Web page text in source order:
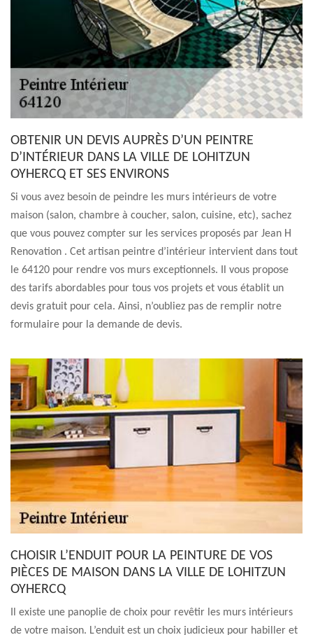
OBTENIR UN DEVIS AUPRÈS D’UN PEINTRE
D’INTÉRIEUR DANS LA VILLE DE LOHITZUN
OYHERCQ ET SES ENVIRONS
Si vous avez besoin de peindre les murs intérieurs de votre
maison (salon, chambre à coucher, salon, cuisine, etc), sachez
que vous pouvez compter sur les services proposés par Jean H
Renovation . Cet artisan peintre d’intérieur intervient dans tout
le 64120 pour rendre vos murs exceptionnels. Il vous propose
des tarifs abordables pour tous vos projets et vous établit un
devis gratuit pour cela. Ainsi, n’oubliez pas de remplir notre
formulaire pour la demande de devis.
CHOISIR L’ENDUIT POUR LA PEINTURE DE VOS
PIÈCES DE MAISON DANS LA VILLE DE LOHITZUN
OYHERCQ
Il existe une panoplie de choix pour revêtir les murs intérieurs
de votre maison. L’enduit est un choix judicieux pour habiller et